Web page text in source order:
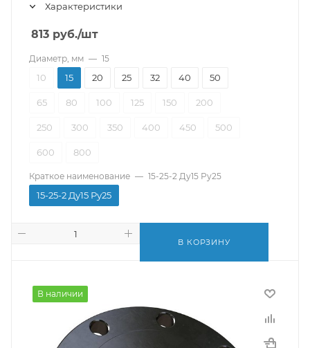
Характеристики
813 руб./шт
Диаметр, мм — 15
10 15 20 25 32 40 50
65 80 100 125 150 200
250 300 350 400 450 500
600 800
Краткое наименование — 15-25-2 Ду15 Ру25
15-25-2 Ду15 Ру25
В КОРЗИНУ
В наличии